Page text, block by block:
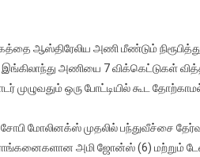
ஆஸ்திரேலிய அணி மீண்டும்
இங்கிலாந்து அணியை 7 விக்கெட்டுகள்
முழுவதும் ஒரு போட்டியில் கூட
மோலினக்ஸ் முதலில் பந்துவீச்சை
அமி ஜோன்ஸ் (6) மற்றும்